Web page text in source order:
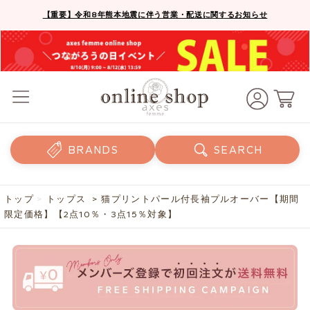
【重要】令和8年熊本地震に伴う営業・配送に関するお知らせ
BRANDS SEARCH
トップ > トップス
> 猫プリントパール付長袖プルオーバー【期間
限定価格】【2点10％・3点15％対象】